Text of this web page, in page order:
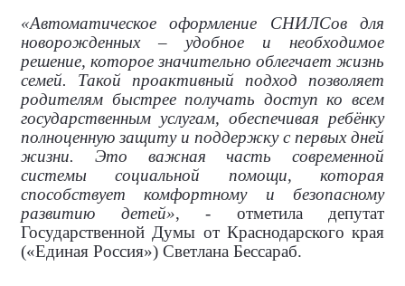
«Автоматическое оформление СНИЛСов для
новорожденных – удобное и необходимое
решение, которое значительно облегчает жизнь
семей. Такой проактивный подход позволяет
родителям быстрее получать доступ ко всем
государственным услугам, обеспечивая ребёнку
полноценную защиту и поддержку с первых дней
жизни. Это важная часть современной
системы социальной помощи, которая
способствует комфортному и безопасному
развитию детей», - отметила депутат
Государственной Думы от Краснодарского края
(«Единая Россия») Светлана Бессараб.